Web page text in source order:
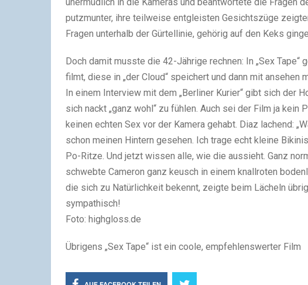
putzmunter, ihre teilweise entgleisten Gesichtszüge
Fragen unterhalb der Gürtellinie, gehörig auf den Keks
Doch damit musste die 42-Jährige rechnen: In „Sex
filmt, diese in „der Cloud“ speichert und dann mit
In einem Interview mit dem „Berliner Kurier“ gibt sich der
sich nackt „ganz wohl“ zu fühlen. Auch sei der Film ja
keinen echten Sex vor der Kamera gehabt. Diaz lachend:
schon meinen Hintern gesehen. Ich trage echt kleine
Po-Ritze. Und jetzt wissen alle, wie die aussieht. Ganz
schwebte Cameron ganz keusch in einem knallroten
die sich zu Natürlichkeit bekennt, zeigte beim Lächeln
sympathisch!
Foto: highgloss.de
Übrigens „Sex Tape“ ist ein coole, empfehlenswerter Film